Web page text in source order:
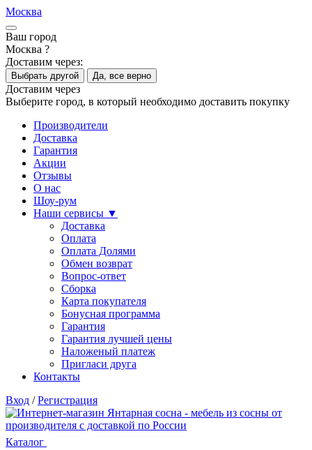
Москва
Ваш город
Москва ?
Доставим через:
Выбрать другой Да, все верно
Доставим через
Выберите город, в который необходимо доставить покупку
Производители
Доставка
Гарантия
Акции
Отзывы
О нас
Шоу-рум
Наши сервисы ▼
Доставка
Оплата
Оплата Долями
Обмен возврат
Вопрос-ответ
Сборка
Карта покупателя
Бонусная программа
Гарантия
Гарантия лучшей цены
Наложеный платеж
Пригласи друга
Контакты
Вход / Регистрация
Каталог